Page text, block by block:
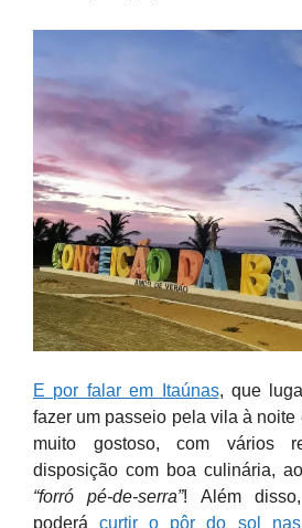
E por falar em Itaúnas, que
fazer um passeio pela vila à noite
muito gostoso, com vários
disposição com boa culinária,
“forró pé-de-serra”! Além
poderácurtir o pôr do sol